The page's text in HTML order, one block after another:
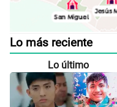
Lo más reciente
Lo último